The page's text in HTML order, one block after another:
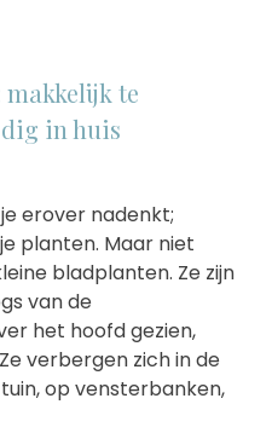
te
in huis
erover nadenkt;
planten. Maar niet
bladplanten. Ze zijn
van de
het hoofd gezien,
verbergen zich in de
op vensterbanken,